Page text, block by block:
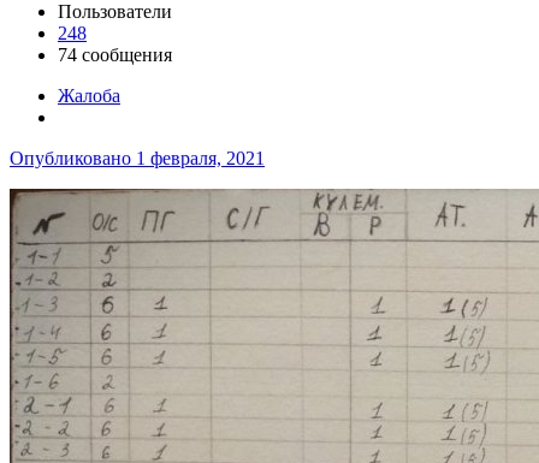
Пользователи
248
74 сообщения
Жалоба
Опубликовано 1 февраля, 2021